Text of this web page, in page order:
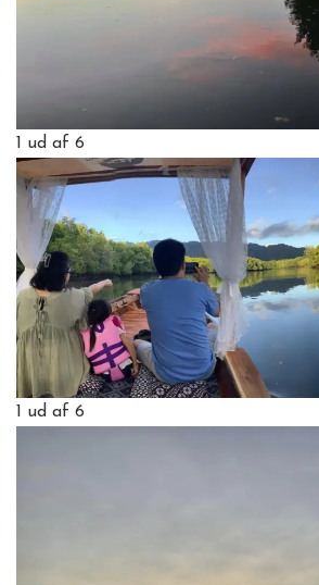
1 ud af 6
1 ud af 6